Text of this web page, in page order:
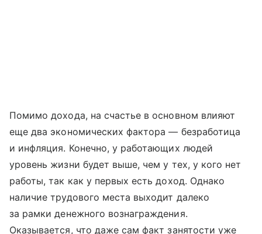
Помимо дохода, на счастье в основном влияют
еще два экономических фактора — безработица
и инфляция. Конечно, у работающих людей
уровень жизни будет выше, чем у тех, у кого нет
работы, так как у первых есть доход. Однако
наличие трудового места выходит далеко
за рамки денежного вознаграждения.
Оказывается, что даже сам факт занятости уже